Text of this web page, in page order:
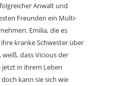
Anwalt und
Freunden ein Multi-
Emilia, die es
kranke Schwester über
dass Vicious der
in ihrem Leben
kann sie sich wie